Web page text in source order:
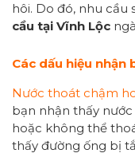
hôi. Do đó, nhu cầu
cầu tại Vĩnh Lộc
Các dấu hiệu nhận
Nước thoát chậm
bạn nhận thấy
hoặc không thể
thấy đường ống bị